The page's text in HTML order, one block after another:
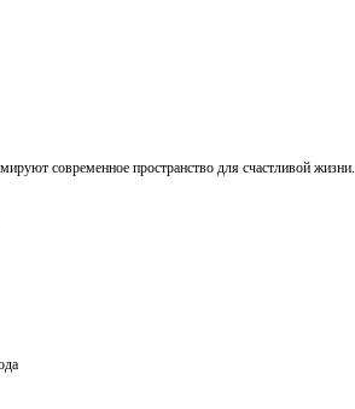
современное пространство для счастливой жизни.